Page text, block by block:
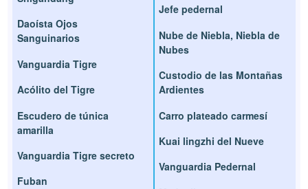
Daoísta Ojos
Sanguinarios
Vanguardia Tigre
Acólito del Tigre
Escudero de túnica
amarilla
Vanguardia Tigre secreto
Fuban
Jefe pedernal
Nube de Niebla, Niebla de
Nubes
Custodio de las Montañas
Ardientes
Carro plateado carmesí
Kuai lingzhi del Nueve
Vanguardia Pedernal